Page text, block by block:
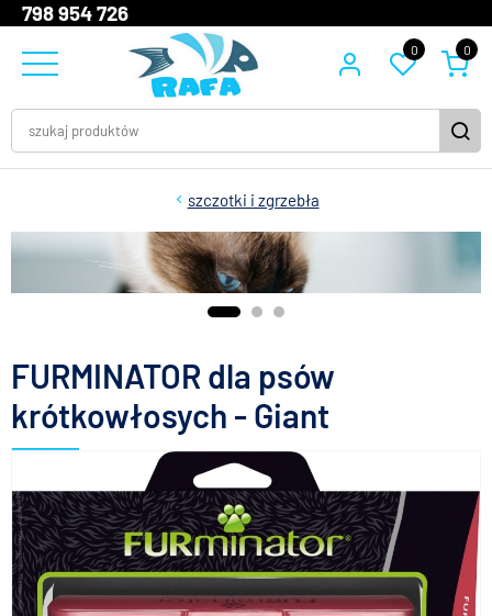
798 954 726
0 0
szczotki i zgrzebła
FURMINATOR dla psów
krótkowłosych - Giant